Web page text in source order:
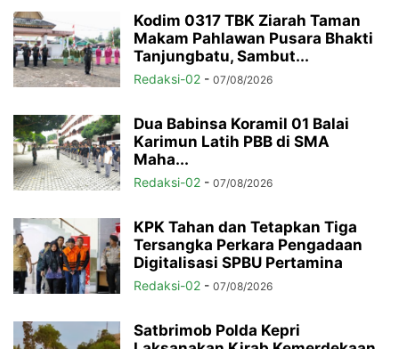
Kodim 0317 TBK Ziarah Taman
Makam Pahlawan Pusara Bhakti
Tanjungbatu, Sambut...
Redaksi-02 - 07/08/2026
Dua Babinsa Koramil 01 Balai
Karimun Latih PBB di SMA
Maha...
Redaksi-02 - 07/08/2026
KPK Tahan dan Tetapkan Tiga
Tersangka Perkara Pengadaan
Digitalisasi SPBU Pertamina
Redaksi-02 - 07/08/2026
Satbrimob Polda Kepri